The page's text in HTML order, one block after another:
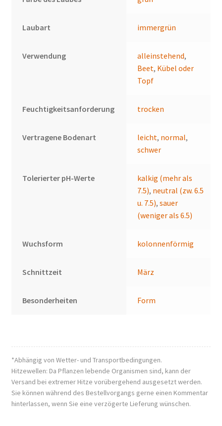
Laubart immergrün
Verwendung alleinstehend,
Beet, Kübel oder
Topf
Feuchtigkeitsanforderung trocken
Vertragene Bodenart leicht, normal,
schwer
Tolerierter pH-Werte
kalkig (mehr als
7.5), neutral (zw. 6.5
u. 7.5),sauer
(weniger als 6.5)
Wuchsform kolonnenförmig
Schnittzeit März
Besonderheiten Form
*Abhängig von Wetter- und Transportbedingungen.
Hitzewellen: Da Pflanzen lebende Organismen sind, kann der
Versand bei extremer Hitze vorübergehend ausgesetzt werden.
Sie können während des Bestellvorgangs gerne einen Kommentar
hinterlassen, wenn Sie eine verzögerte Lieferung wünschen.